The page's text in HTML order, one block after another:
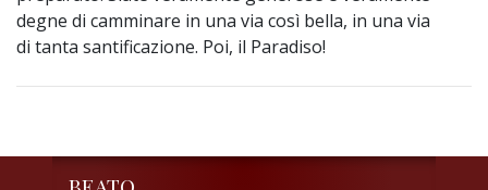
degne di camminare in una via così bella, in una via
di tanta santificazione. Poi, il Paradiso!